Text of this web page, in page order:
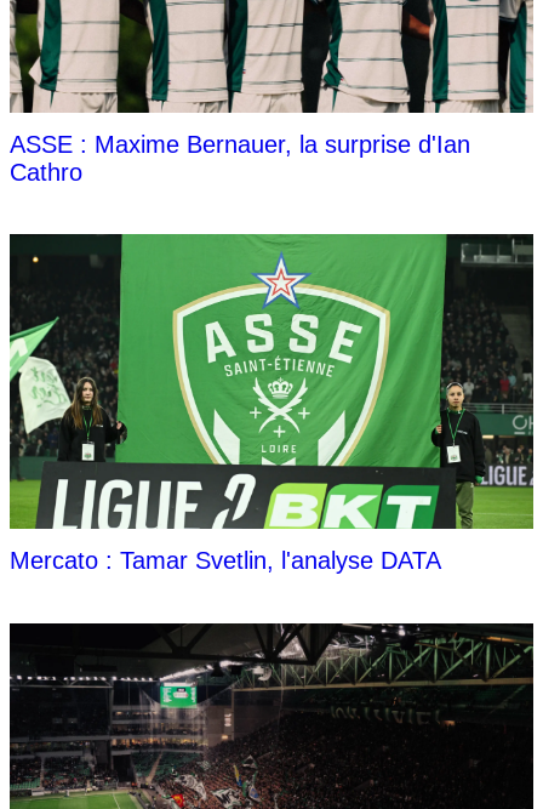
ASSE : Maxime Bernauer, la surprise d'Ian
Cathro
Mercato : Tamar Svetlin, l'analyse DATA